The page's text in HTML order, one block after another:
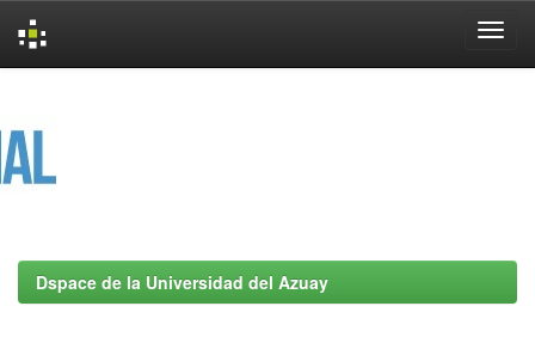
Dspace de la Universidad del Azuay